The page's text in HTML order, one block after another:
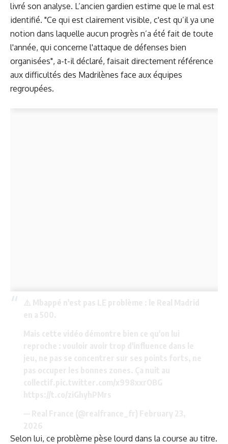
livré son analyse. L’ancien gardien estime que le mal est
identifié. "Ce qui est clairement visible, c'est qu’il ya une
notion dans laquelle aucun progrès n’a été fait de toute
l'année, qui concerne l'attaque de défenses bien
organisées", a-t-il déclaré, faisait directement référence
aux difficultés des Madrilènes face aux équipes
regroupées.
Selon lui, ce problème pèse lourd dans la course au titre.